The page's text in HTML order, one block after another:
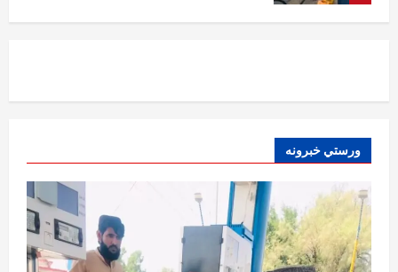
4
غوره بولي
sharqnewsglobal.com
0
افغانستان
ورستي خبرونه